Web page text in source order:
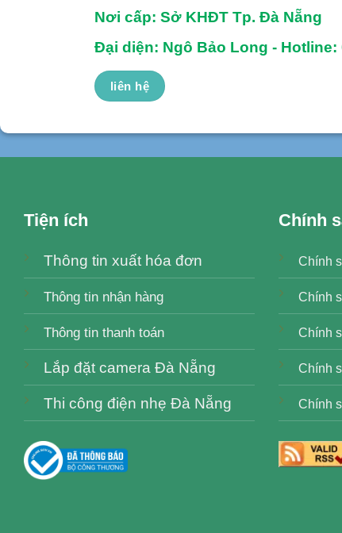
Nơi cấp: Sở KHĐT Tp. Đà Nẵng
Đại diện: Ngô Bảo Long - Hotline:
liên hệ
Tiện ích
Thông tin xuất hóa đơn
Thông tin nhận hàng
Thông tin thanh toán
Lắp đặt camera Đà Nẵng
Thi công điện nhẹ Đà Nẵng
Chính
Chính
Chính
Chính
Chính
Chính